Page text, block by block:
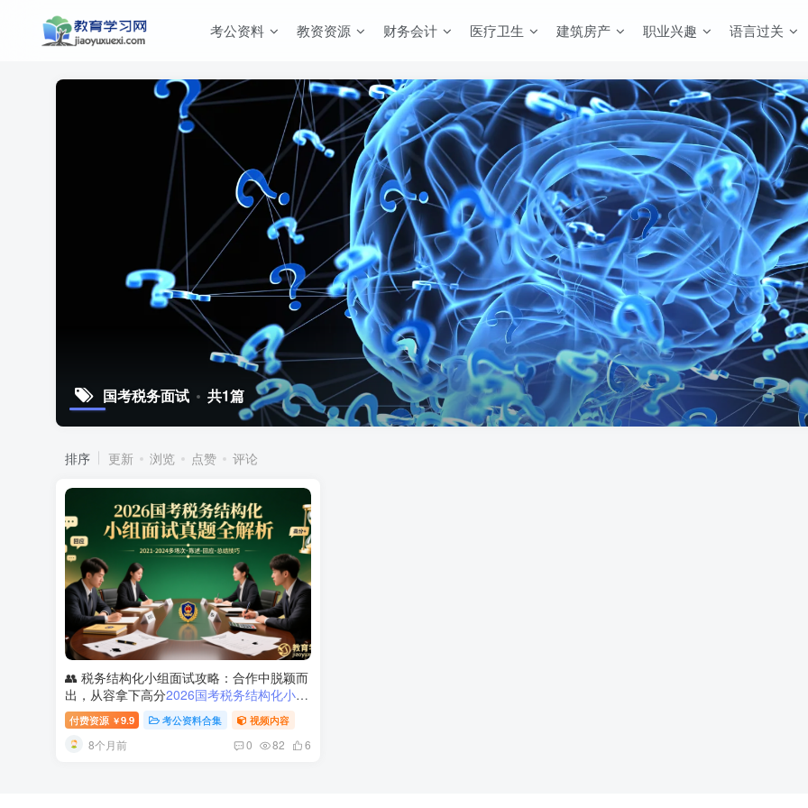
考公资料 教资资源 财务会计 医疗卫生 建筑房产 职业兴趣 语言过关
国考税务面试 共1篇
排序 更新 浏览 点赞 评论
👥 税务结构化小组面试攻略：合作中脱颖而
出，从容拿下高分2026国考税务结构化小组
面试：真题讲解与高分策略
付费资源 ￥9.9 考公资料合集 视频内容
8个月前 0 82 6